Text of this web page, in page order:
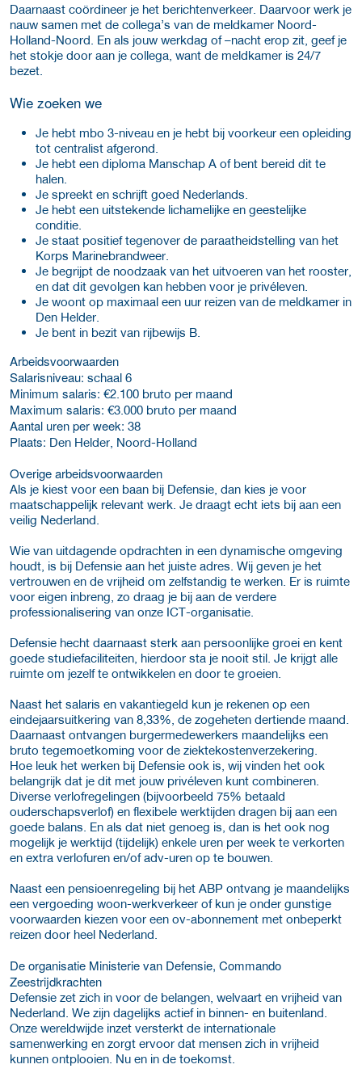
Daarnaast coördineer je het berichtenverkeer. Daarvoor werk je
nauw samen met de collega’s van de meldkamer Noord-
Holland-Noord. En als jouw werkdag of –nacht erop zit, geef je
het stokje door aan je collega, want de meldkamer is 24/7
bezet.
Wie zoeken we
Je hebt mbo 3-niveau en je hebt bij voorkeur een opleiding
tot centralist afgerond.
Je hebt een diploma Manschap A of bent bereid dit te
halen.
Je spreekt en schrijft goed Nederlands.
Je hebt een uitstekende lichamelijke en geestelijke
conditie.
Je staat positief tegenover de paraatheidstelling van het
Korps Marinebrandweer.
Je begrijpt de noodzaak van het uitvoeren van het rooster,
en dat dit gevolgen kan hebben voor je privéleven.
Je woont op maximaal een uur reizen van de meldkamer in
Den Helder.
Je bent in bezit van rijbewijs B.
Arbeidsvoorwaarden
Salarisniveau: schaal 6
Minimum salaris: €2.100 bruto per maand
Maximum salaris: €3.000 bruto per maand
Aantal uren per week: 38
Plaats: Den Helder, Noord-Holland
Overige arbeidsvoorwaarden
Als je kiest voor een baan bij Defensie, dan kies je voor
maatschappelijk relevant werk. Je draagt echt iets bij aan een
veilig Nederland.
Wie van uitdagende opdrachten in een dynamische omgeving
houdt, is bij Defensie aan het juiste adres. Wij geven je het
vertrouwen en de vrijheid om zelfstandig te werken. Er is ruimte
voor eigen inbreng, zo draag je bij aan de verdere
professionalisering van onze ICT-organisatie.
Defensie hecht daarnaast sterk aan persoonlijke groei en kent
goede studiefaciliteiten, hierdoor sta je nooit stil. Je krijgt alle
ruimte om jezelf te ontwikkelen en door te groeien.
Naast het salaris en vakantiegeld kun je rekenen op een
eindejaarsuitkering van 8,33%, de zogeheten dertiende maand.
Daarnaast ontvangen burgermedewerkers maandelijks een
bruto tegemoetkoming voor de ziektekostenverzekering.
Hoe leuk het werken bij Defensie ook is, wij vinden het ook
belangrijk dat je dit met jouw privéleven kunt combineren.
Diverse verlofregelingen (bijvoorbeeld 75% betaald
ouderschapsverlof) en flexibele werktijden dragen bij aan een
goede balans. En als dat niet genoeg is, dan is het ook nog
mogelijk je werktijd (tijdelijk) enkele uren per week te verkorten
en extra verlofuren en/of adv-uren op te bouwen.
Naast een pensioenregeling bij het ABP ontvang je maandelijks
een vergoeding woon-werkverkeer of kun je onder gunstige
voorwaarden kiezen voor een ov-abonnement met onbeperkt
reizen door heel Nederland.
De organisatie Ministerie van Defensie, Commando
Zeestrijdkrachten
Defensie zet zich in voor de belangen, welvaart en vrijheid van
Nederland. We zijn dagelijks actief in binnen- en buitenland.
Onze wereldwijde inzet versterkt de internationale
samenwerking en zorgt ervoor dat mensen zich in vrijheid
kunnen ontplooien. Nu en in de toekomst.